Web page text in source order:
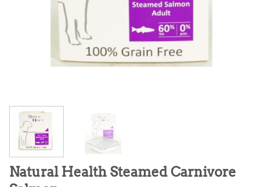
Natural Health Steamed Carnivore